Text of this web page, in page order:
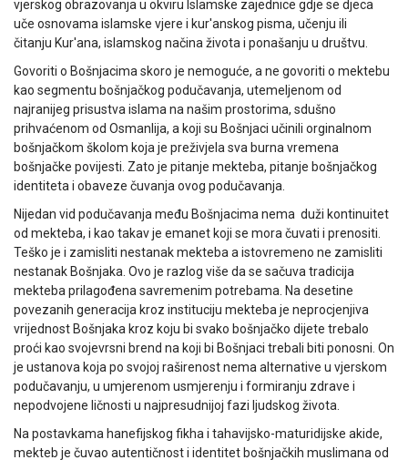
vjerskog obrazovanja u okviru Islamske zajednice gdje se djeca
uče osnovama islamske vjere i kur'anskog pisma, učenju ili
čitanju Kur'ana, islamskog načina života i ponašanju u društvu.
Govoriti o Bošnjacima skoro je nemoguće, a ne govoriti o mektebu
kao segmentu bošnjačkog podučavanja, utemeljenom od
najranijeg prisustva islama na našim prostorima, sdušno
prihvaćenom od Osmanlija, a koji su Bošnjaci učinili orginalnom
bošnjačkom školom koja je preživjela sva burna vremena
bošnjačke povijesti. Zato je pitanje mekteba, pitanje bošnjačkog
identiteta i obaveze čuvanja ovog podučavanja.
Nijedan vid podučavanja među Bošnjacima nema duži kontinuitet
od mekteba, i kao takav je emanet koji se mora čuvati i prenositi.
Teško je i zamisliti nestanak mekteba a istovremeno ne zamisliti
nestanak Bošnjaka. Ovo je razlog više da se sačuva tradicija
mekteba prilagođena savremenim potrebama. Na desetine
povezanih generacija kroz instituciju mekteba je neprocjenjiva
vrijednost Bošnjaka kroz koju bi svako bošnjačko dijete trebalo
proći kao svojevrsni brend na koji bi Bošnjaci trebali biti ponosni. On
je ustanova koja po svojoj raširenost nema alternative u vjerskom
podučavanju, u umjerenom usmjerenju i formiranju zdrave i
nepodvojene ličnosti u najpresudnijoj fazi ljudskog života.
Na postavkama hanefijskog fikha i tahavijsko-maturidijske akide,
mekteb je čuvao autentičnost i identitet bošnjačkih muslimana od